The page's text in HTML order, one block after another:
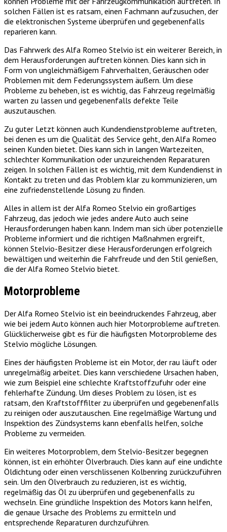
solchen Fällen ist es ratsam, einen Fachmann aufzusuchen, der
die elektronischen Systeme überprüfen und gegebenenfalls
reparieren kann.
Das Fahrwerk des Alfa Romeo Stelvio ist ein weiterer Bereich, in
dem Herausforderungen auftreten können. Dies kann sich in
Form von ungleichmäßigem Fahrverhalten, Geräuschen oder
Problemen mit dem Federungssystem äußern. Um diese
Probleme zu beheben, ist es wichtig, das Fahrzeug regelmäßig
warten zu lassen und gegebenenfalls defekte Teile
auszutauschen.
Zu guter Letzt können auch Kundendienstprobleme auftreten,
bei denen es um die Qualität des Service geht, den Alfa Romeo
seinen Kunden bietet. Dies kann sich in langen Wartezeiten,
schlechter Kommunikation oder unzureichenden Reparaturen
zeigen. In solchen Fällen ist es wichtig, mit dem Kundendienst in
Kontakt zu treten und das Problem klar zu kommunizieren, um
eine zufriedenstellende Lösung zu finden.
Alles in allem ist der Alfa Romeo Stelvio ein großartiges
Fahrzeug, das jedoch wie jedes andere Auto auch seine
Herausforderungen haben kann. Indem man sich über potenzielle
Probleme informiert und die richtigen Maßnahmen ergreift,
können Stelvio-Besitzer diese Herausforderungen erfolgreich
bewältigen und weiterhin die Fahrfreude und den Stil genießen,
die der Alfa Romeo Stelvio bietet.
Motorprobleme
Der Alfa Romeo Stelvio ist ein beeindruckendes Fahrzeug, aber
wie bei jedem Auto können auch hier Motorprobleme auftreten.
Glücklicherweise gibt es für die häufigsten Motorprobleme des
Stelvio mögliche Lösungen.
Eines der häufigsten Probleme ist ein Motor, der rau läuft oder
unregelmäßig arbeitet. Dies kann verschiedene Ursachen haben,
wie zum Beispiel eine schlechte Kraftstoffzufuhr oder eine
fehlerhafte Zündung. Um dieses Problem zu lösen, ist es
ratsam, den Kraftstofffilter zu überprüfen und gegebenenfalls
zu reinigen oder auszutauschen. Eine regelmäßige Wartung und
Inspektion des Zündsystems kann ebenfalls helfen, solche
Probleme zu vermeiden.
Ein weiteres Motorproblem, dem Stelvio-Besitzer begegnen
können, ist ein erhöhter Ölverbrauch. Dies kann auf eine undichte
Öldichtung oder einen verschlissenen Kolbenring zurückzuführen
sein. Um den Ölverbrauch zu reduzieren, ist es wichtig,
regelmäßig das Öl zu überprüfen und gegebenenfalls zu
wechseln. Eine gründliche Inspektion des Motors kann helfen,
die genaue Ursache des Problems zu ermitteln und
entsprechende Reparaturen durchzuführen.